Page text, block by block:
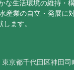
な生活環境の維持・構
産業の自立・発展に
ます。
京都千代田区神田司